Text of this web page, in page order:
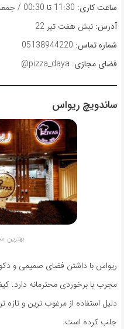
ساعت کاری: 11:30 تا 00:30 / جمعه ها 17:30 تا 00:30
آدرس: نبش هفت تیر 22
شماره تماس:
فضای مجازی:
ساندویچ ریواس
بهترین
ریواس با داشتن فضای صمیمی و
مجرب با برخوردی محترمانه دارد.
دلیل استفاده از مرغوب ترین و
جلب کرده است.